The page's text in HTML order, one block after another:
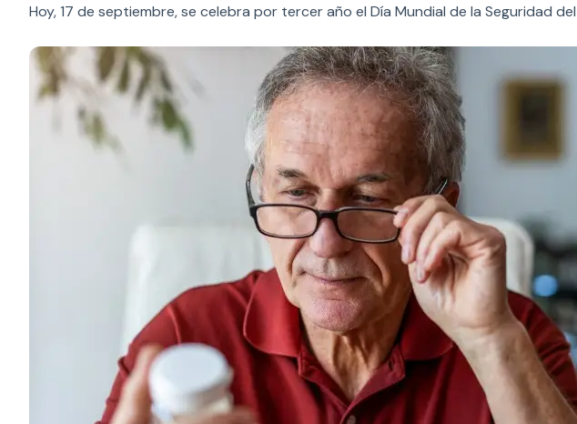
Hoy, 17 de septiembre, se celebra por tercer año el Día Mundial de la Seguridad